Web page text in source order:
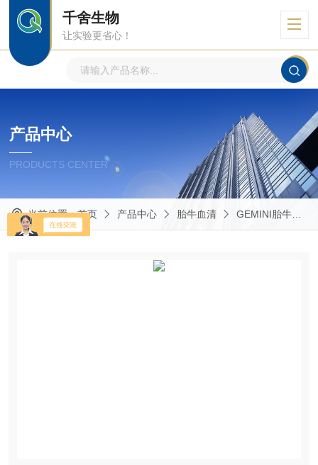
千舍生物
让实验更省心！
产品中心
PRODUCTS CENTER
当前位置：首页 产品中心 胎牛血清 GEMINI胎牛血清